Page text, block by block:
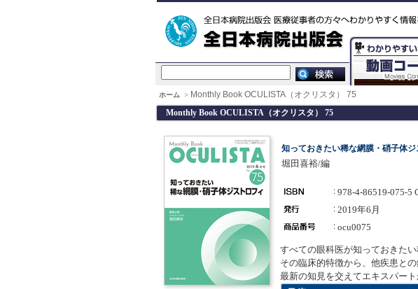
ホーム > Monthly Book OCULISTA（オクリスタ） 75
Monthly Book OCULISTA（オクリスタ） 75
知っておきたい稀な網膜・硝子体ジ
堀田喜裕/編
978-4-86519-075-5
2019年6月
ocu0075
すべての眼科医が知っておきた
その臨床的特徴から、他疾患と
最新の知見を交えてエキスパート